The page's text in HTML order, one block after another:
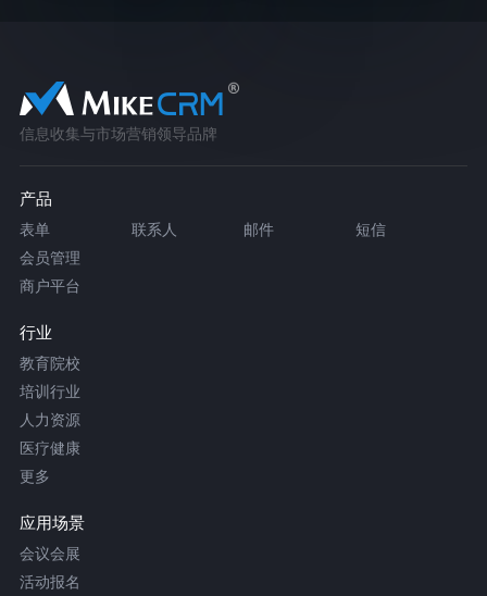
信息收集与市场营销领导品牌
产品
表单 联系人 邮件
短信
会员管理
商户平台
行业
教育院校
培训行业
人力资源
医疗健康
更多
应用场景
会议会展
活动报名